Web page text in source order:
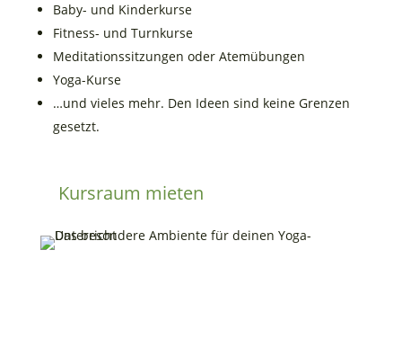
Baby- und Kinderkurse
Fitness- und Turnkurse
Meditationssitzungen oder Atemübungen
Yoga-Kurse
…und vieles mehr. Den Ideen sind keine Grenzen
gesetzt.
Kursraum mieten